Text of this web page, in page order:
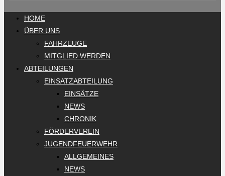
HOME
ÜBER UNS
FAHRZEUGE
MITGLIED WERDEN
ABTEILUNGEN
EINSATZABTEILUNG
EINSÄTZE
NEWS
CHRONIK
FÖRDERVEREIN
JUGENDFEUERWEHR
ALLGEMEINES
NEWS